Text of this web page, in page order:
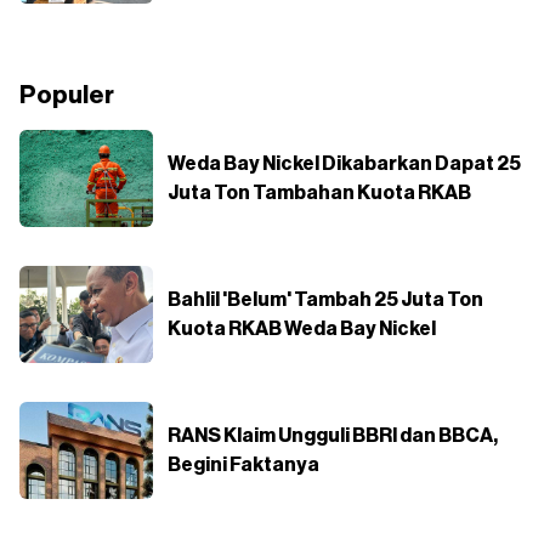
Populer
Weda Bay Nickel Dikabarkan Dapat 25
Juta Ton Tambahan Kuota RKAB
Bahlil 'Belum' Tambah 25 Juta Ton
Kuota RKAB Weda Bay Nickel
RANS Klaim Ungguli BBRI dan BBCA,
Begini Faktanya